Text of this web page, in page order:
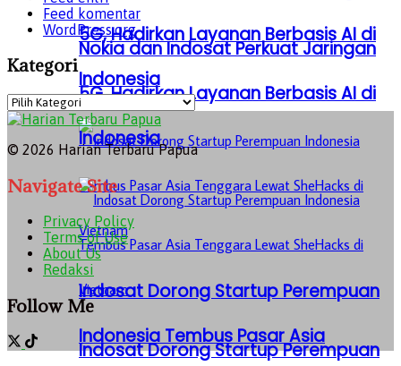
5G, Hadirkan Layanan Berbasis AI di
Indonesia
Indosat Dorong Startup Perempuan
Indonesia Tembus Pasar Asia
Nokia dan Indosat Perkuat Jaringan
5G, Hadirkan Layanan Berbasis AI di
Indonesia
Indosat Dorong Startup Perempuan
Feed komentar
WordPress.org
Kategori
Kategori
© 2026 Harian Terbaru Papua
Navigate Site
Privacy Policy
Terms of Use
About Us
Redaksi
Follow Me